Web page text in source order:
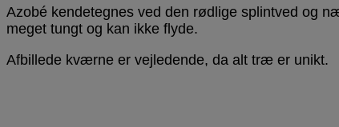
Azobé kendetegnes ved den rødlige splintved og
meget tungt og kan ikke flyde.
Afbillede kværne er vejledende, da alt træ er unikt.